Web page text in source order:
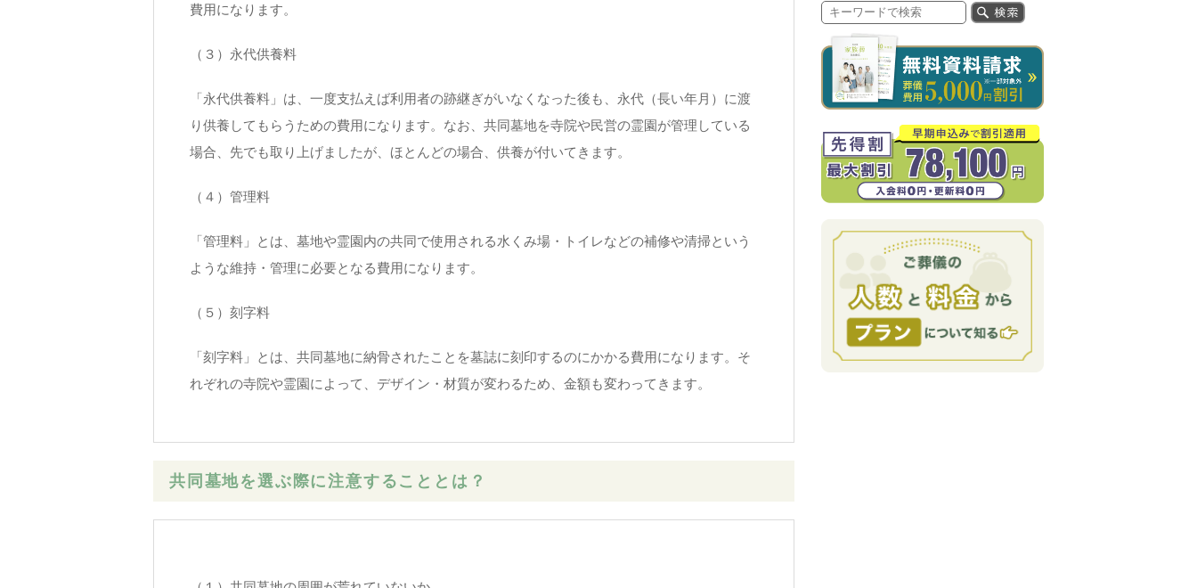
費用になります。
（３）永代供養料
「永代供養料」は、一度支払えば利用者の跡継ぎがいなくなった後も、永代（長い年月）に渡
り供養してもらうための費用になります。なお、共同墓地を寺院や民営の霊園が管理している
場合、先でも取り上げましたが、ほとんどの場合、供養が付いてきます。
（４）管理料
「管理料」とは、墓地や霊園内の共同で使用される水くみ場・トイレなどの補修や清掃という
ような維持・管理に必要となる費用になります。
（５）刻字料
「刻字料」とは、共同墓地に納骨されたことを墓誌に刻印するのにかかる費用になります。そ
れぞれの寺院や霊園によって、デザイン・材質が変わるため、金額も変わってきます。
共同墓地を選ぶ際に注意することとは？